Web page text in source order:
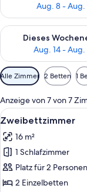
Aug. 8 - Aug.
Dieses
Aug. 14 - Aug.
Überprüfe die
Verfügbare
Filter
für
Zimmer
Alle Zimmer 2 Betten 1
Anzeige von 7 von 7
Alle
Fotos
für
Zweibettzimmer
anzeigen
4
Zweibettzimmer
16 m²
1 Schlafzimmer
Platz für 2 Personen
2 Einzelbetten